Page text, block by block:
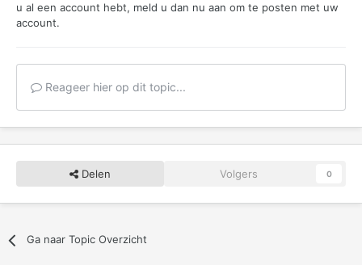
u al een account hebt, meld u dan nu aan om te posten met uw
account.
Reageer hier op dit topic...
Delen Volgers 0
Ga naar Topic Overzicht